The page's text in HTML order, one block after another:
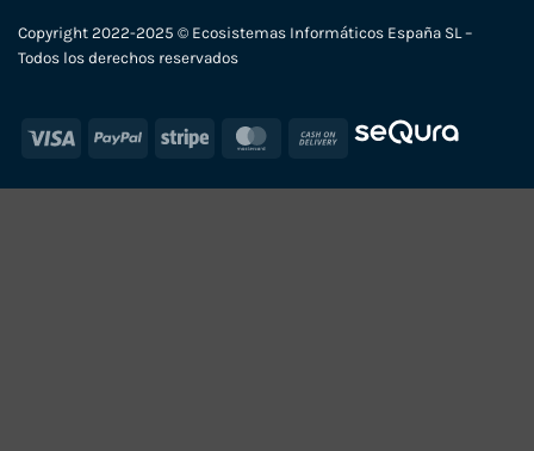
Copyright 2022-2025 © Ecosistemas Informáticos España SL –
Todos los derechos reservados
Visa PayPal Stripe MasterCard
Cash